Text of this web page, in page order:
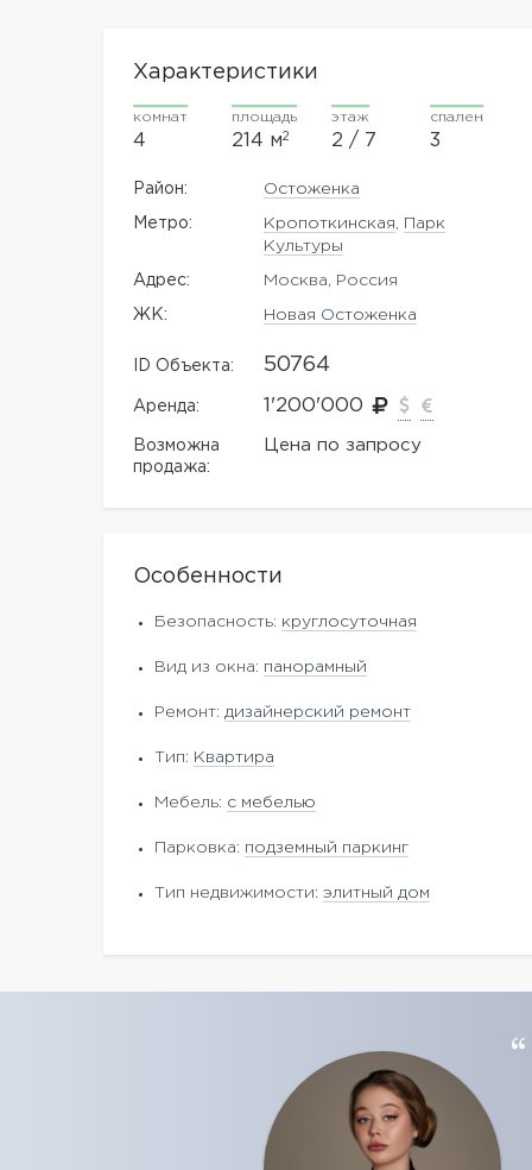
Характеристики
комнат
4
площадь
214 м2
этаж
2 / 7
спален
3
Район: Остоженка
Метро: Кропоткинская
Парк
Культуры
Адрес: Москва, Россия
ЖK: Новая Остоженка
ID Объекта: 50764
Аренда: 1'200'000
Возможна
продажа:
Цена по запросу
Особенности
Безопасность: круглосуточная
Вид из окна: панорамный
Ремонт: дизайнерский ремонт
Тип: Квартира
Мебель: с мебелью
Парковка: подземный паркинг
Тип недвижимости: элитный дом